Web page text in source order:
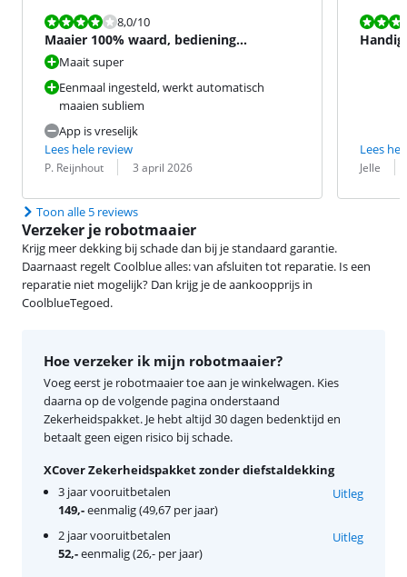
Beoordeling is 8,0 van de 10.
8,0/10
Maaier 100% waard, bediening
waardeloos.
Maait super
Eenmaal ingesteld, werkt automatisch
maaien subliem
App is vreselijk
Lees hele review
Beoordeling door:
P. Reijnhout
Datum: 3 april 2026
Lees
Jelle
Datum:
Toon alle 5 reviews
Verzeker je robotmaaier
Krijg meer dekking bij schade dan bij je standaard garantie.
Daarnaast regelt Coolblue alles: van afsluiten tot reparatie. Is een
reparatie niet mogelijk? Dan krijg je de aankoopprijs in
CoolblueTegoed.
Hoe verzeker ik mijn robotmaaier?
Voeg eerst je robotmaaier toe aan je winkelwagen. Kies
daarna op de volgende pagina onderstaand
Zekerheidspakket. Je hebt altijd 30 dagen bedenktijd en
betaalt geen eigen risico bij schade.
XCover Zekerheidspakket zonder diefstaldekking
3 jaar vooruitbetalen
149,-eenmalig (49,67 per jaar)
Uitleg
2 jaar vooruitbetalen
52,-eenmalig (26,- per jaar)
Uitleg